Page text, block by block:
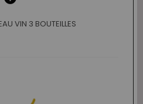
VIN 3 BOUTEILLES